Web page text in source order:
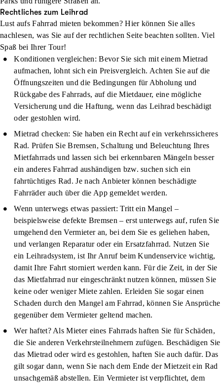
Rechtliches zum Leihrad
Lust aufs Fahrrad mieten bekommen? Hier können Sie alles
nachlesen, was Sie auf der rechtlichen Seite beachten sollten. Viel
Spaß bei Ihrer Tour!
Konditionen vergleichen: Bevor Sie sich mit einem Mietrad
aufmachen, lohnt sich ein Preisvergleich. Achten Sie auf die
Öffnungszeiten und die Bedingungen für Abholung und
Rückgabe des Fahrrads, auf die Mietdauer, eine mögliche
Versicherung und die Haftung, wenn das Leihrad beschädigt
oder gestohlen wird.
Mietrad checken: Sie haben ein Recht auf ein verkehrssicheres
Rad. Prüfen Sie Bremsen, Schaltung und Beleuchtung Ihres
Mietfahrrads und lassen sich bei erkennbaren Mängeln besser
ein anderes Fahrrad aushändigen bzw. suchen sich ein
fahrtüchtiges Rad. Je nach Anbieter können beschädigte
Fahrräder auch über die App gemeldet werden.
Wenn unterwegs etwas passiert: Tritt ein Mangel –
beispielsweise defekte Bremsen – erst unterwegs auf, rufen Sie
umgehend den Vermieter an, bei dem Sie es geliehen haben,
und verlangen Reparatur oder ein Ersatzfahrrad. Nutzen Sie
ein Leihradsystem, ist Ihr Anruf beim Kundenservice wichtig,
damit Ihre Fahrt storniert werden kann. Für die Zeit, in der Sie
das Mietfahrrad nur eingeschränkt nutzen können, müssen Sie
keine oder weniger Miete zahlen. Erleiden Sie sogar einen
Schaden durch den Mangel am Fahrrad, können Sie Ansprüche
gegenüber dem Vermieter geltend machen.
Wer haftet?Als Mieter eines Fahrrads haften Sie für Schäden,
die Sie anderen Verkehrsteilnehmern zufügen. Beschädigen Sie
das Mietrad oder wird es gestohlen, haften Sie auch dafür. Das
gilt sogar dann, wenn Sie nach dem Ende der Mietzeit ein Rad
unsachgemäß abstellen. Ein Vermieter ist verpflichtet, dem